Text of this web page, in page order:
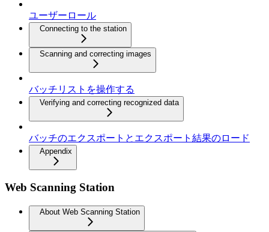
ユーザーロール
Connecting to the station
Scanning and correcting images
バッチリストを操作する
Verifying and correcting recognized data
バッチのエクスポートとエクスポート結果のロード
Appendix
Web Scanning Station
About Web Scanning Station